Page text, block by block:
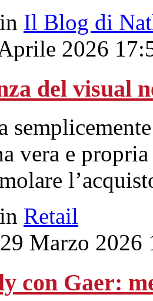
Il Blog di
2026
del visual
vera e
Retail
Marzo 2026
con Gaer: